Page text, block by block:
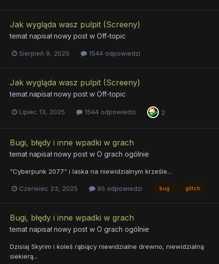
Jak wygląda wasz pulpit (Screeny)
temat napisał nowy post w Off-topic
Sierpień 9, 2025 1544 odpowiedzi
Jak wygląda wasz pulpit (Screeny)
temat napisał nowy post w Off-topic
Lipiec 13, 2025 1544 odpowiedzi 2
Bugi, błędy i inne wpadki w grach
temat napisał nowy post w O grach ogólnie
"Cyberpunk 2077" i laska na niewidzialnym krześle...
Czerwiec 23, 2025 95 odpowiedzi bug glitch
Bugi, błędy i inne wpadki w grach
temat napisał nowy post w O grach ogólnie
Dzisiaj Skyrim i koleś rąbiący niewidzialne drewno, niewidzialną
siekierą...